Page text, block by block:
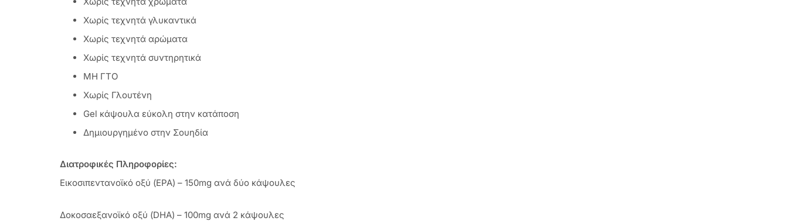
Χωρίς τεχνητά γλυκαντικά
Χωρίς τεχνητά αρώματα
Χωρίς τεχνητά συντηρητικά
ΜΗ ΓΤΟ
Xωρίς Γλουτένη
Gel κάψουλα εύκολη στην κατάποση
Δημιουργημένο στην Σουηδία
Διατροφικές Πληροφορίες:
Εικοσιπεντανοϊκό οξύ (EPA) – 150mg ανά δύο κάψουλες
Δοκοσαεξανοϊκό οξύ (DHA) – 100mg ανά 2 κάψουλες